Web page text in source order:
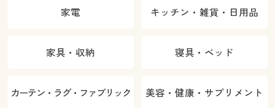
家電 キッチン・雑貨・日用品
家具・収納 寝具・ベッド
カーテン・ラグ・ファブリック 美容・健康・サプリメント